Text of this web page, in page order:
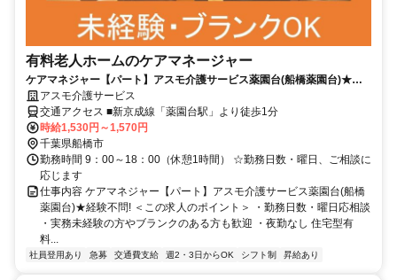
有料老人ホームのケアマネージャー
ケアマネジャー【パート】アスモ介護サービス薬園台(船橋薬園台)★経
験不問!
アスモ介護サービス
交通アクセス ■新京成線「薬園台駅」より徒歩1分
時給1,530円～1,570円
千葉県船橋市
勤務時間 9：00～18：00（休憩1時間） ☆勤務日数・曜日、ご相談に
応じます
仕事内容 ケアマネジャー【パート】アスモ介護サービス薬園台(船橋
薬園台)★経験不問! ＜この求人のポイント＞ ・勤務日数・曜日応相談
・実務未経験の方やブランクのある方も歓迎 ・夜勤なし 住宅型有
料...
社員登用あり 急募 交通費支給 週2・3日からOK シフト制 昇給あり